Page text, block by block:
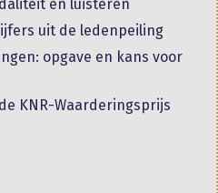
en luisteren
uit de ledenpeiling
opgave en kans voor
KNR-Waarderingsprijs